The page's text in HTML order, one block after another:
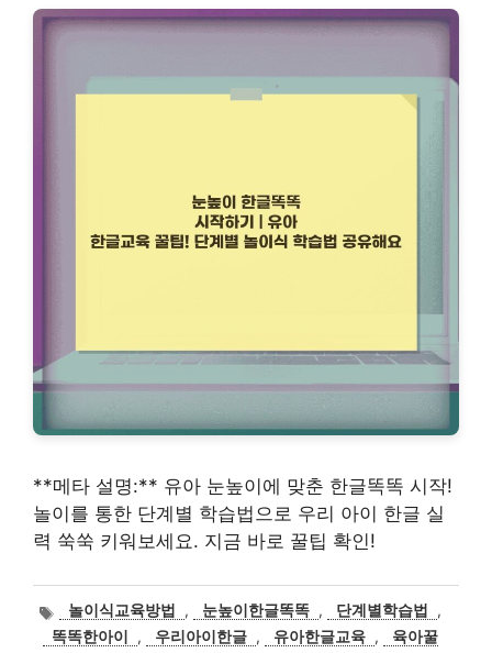
**메타 설명:** 유아 눈높이에 맞춘 한글똑똑 시작!
놀이를 통한 단계별 학습법으로 우리 아이 한글 실
력 쑥쑥 키워보세요. 지금 바로 꿀팁 확인!
태
그
놀이식교육방법 , 눈높이한글똑똑 , 단계별학습법
,
똑똑한아이
, 우리아이한글 , 유아한글교육 ,
육아꿀